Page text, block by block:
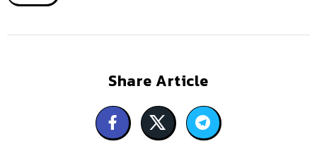
Share Article